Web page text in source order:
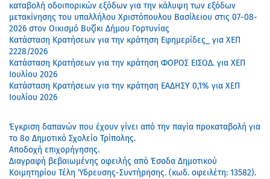
καταβολή οδοιπορικών εξόδων για την κάλυψη των εξόδων
μετακίνησης του υπαλλήλου Χριστόπουλου Βασίλειου στις 07-08-
2026 στον Οικισμό Βυζίκι Δήμου Γορτυνίας
Κατάσταση Κρατήσεων για την κράτηση Εφημερίδες_ για ΧΕΠ
2228/2026
Κατάσταση Κρατήσεων για την κράτηση ΦΟΡΟΣ ΕΙΣΟΔ. για ΧΕΠ
Ιουλίου 2026
Κατάσταση Κρατήσεων για την κράτηση ΕΑΔΗΣΥ 0,1% για ΧΕΠ
Ιουλίου 2026
Έγκριση δαπανών που έχουν γίνει από την παγία προκαταβολή για
το 8ο Δημοτικό Σχολείο Τρίπολης.
Αποδοχή επιχορήγησης.
Διαγραφή βεβαιωμένης οφειλής από Έσοδα Δημοτικού
Κοιμητηρίου Τέλη Ύδρευσης-Συντήρησης. (κωδ. οφειλέτη: 13582).